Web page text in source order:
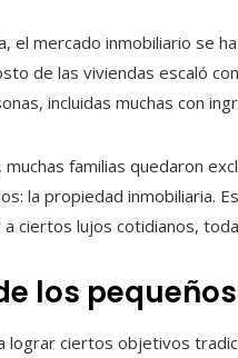
el mercado inmobiliario se
de las viviendas escaló
incluidas muchas con
familias quedaron
la propiedad inmobiliaria.
ciertos lujos cotidianos,
los
lograr ciertos objetivos